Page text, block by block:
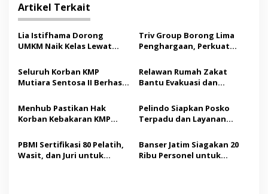
a
s
i
o
Artikel Terkait
Lia Istifhama Dorong
UMKM Naik Kelas Lewat
Soroti Pemberdayaan
Difabel
Triv Group Borong Lima
Penghargaan, Perkuat
Aset Digital Terpercaya
Seluruh Korban KMP
Mutiara Sentosa II Berhasil
Audit Operator Kapal
Relawan Rumah Zakat
Bantu Evakuasi dan
Kebakaran KMP Mutiara
Sentosa II
Menhub Pastikan Hak
Korban Kebakaran KMP
Dipenuhi, Evakuasi Terus
Berlanjut
Pelindo Siapkan Posko
Terpadu dan Layanan
Kebakaran KMP Mutiara
Sentosa II
PBMI Sertifikasi 80 Pelatih,
Wasit, dan Juri untuk
Banser Jatim Siagakan 20
Ribu Personel untuk